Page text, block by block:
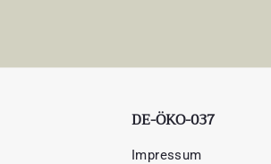
DE-ÖKO-037
Impressum